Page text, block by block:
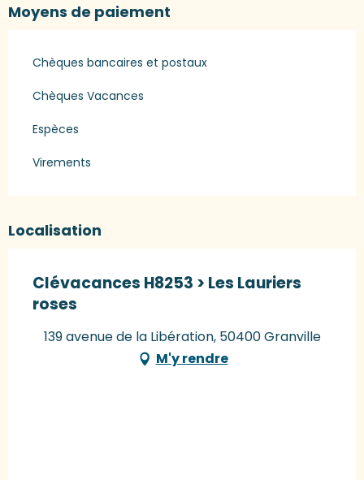
Moyens de paiement
Chèques bancaires et postaux
Chèques Vacances
Espèces
Virements
Localisation
Clévacances H8253 > Les Lauriers
roses
139 avenue de la Libération, 50400 Granville
M'y rendre